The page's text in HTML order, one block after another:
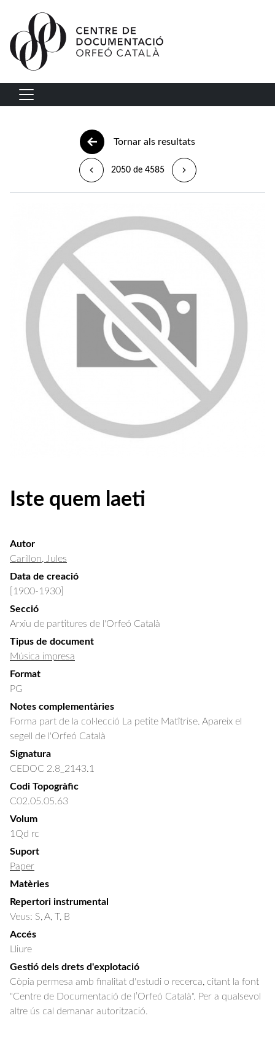
Vés al contingut
Navegació principal
Tornar als resultats
2050 de 4585
Iste quem laeti
Autor
Carillon, Jules
Data de creació
[1900-1930]
Secció
Arxiu de partitures de l'Orfeó Català
Tipus de document
Música impresa
Format
PG
Notes complementàries
Forma part de la col·lecció La petite Matîtrise. Apareix el
segell de l'Orfeó Català
Signatura
CEDOC 2.8_2143.1
Codi Topogràfic
C02.05.05.63
Volum
1Qd rc
Suport
Paper
Matèries
Repertori instrumental
Veus: S, A, T, B
Accés
Lliure
Gestió dels drets d'explotació
Còpia permesa amb finalitat d'estudi o recerca, citant la font
"Centre de Documentació de l’Orfeó Català". Per a qualsevol
altre ús cal demanar autorització.